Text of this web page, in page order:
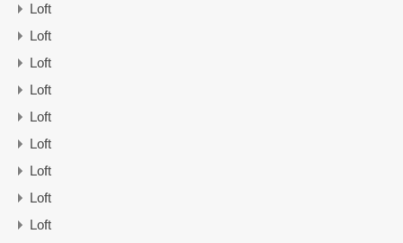
Loft
Loft
Loft
Loft
Loft
Loft
Loft
Loft
Loft